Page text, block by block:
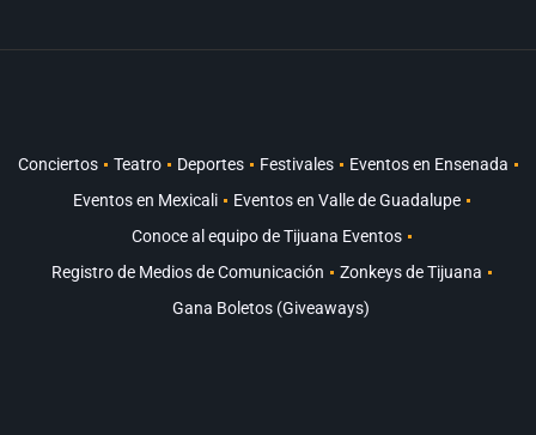
Conciertos Teatro Deportes Festivales
Eventos en Ensenada
Eventos en Mexicali
Eventos en Valle de Guadalupe
Conoce al equipo de Tijuana Eventos
Registro de Medios de Comunicación
Zonkeys de Tijuana
Gana Boletos (Giveaways)